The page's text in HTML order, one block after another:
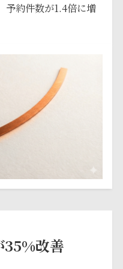
予約件数が1.4倍に増
35%改善